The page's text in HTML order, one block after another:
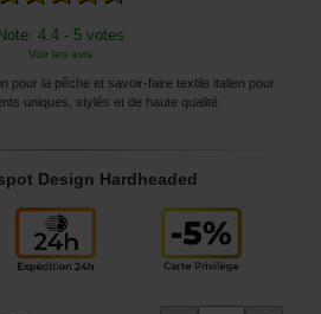
4.4 - 5 votes
Voir les avis
pour la pêche et savoir-faire textile italien pour
uniques, stylés et de haute qualité.
Design Hardheaded